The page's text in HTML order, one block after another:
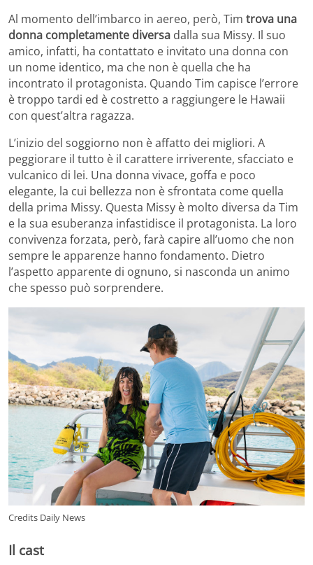
Al momento dell’imbarco in aereo, però, Tim trova una
donna completamente diversa dalla sua Missy. Il suo
amico, infatti, ha contattato e invitato una donna con
un nome identico, ma che non è quella che ha
incontrato il protagonista. Quando Tim capisce l’errore
è troppo tardi ed è costretto a raggiungere le Hawaii
con quest’altra ragazza.
L’inizio del soggiorno non è affatto dei migliori. A
peggiorare il tutto è il carattere irriverente, sfacciato e
vulcanico di lei. Una donna vivace, goffa e poco
elegante, la cui bellezza non è sfrontata come quella
della prima Missy. Questa Missy è molto diversa da Tim
e la sua esuberanza infastidisce il protagonista. La loro
convivenza forzata, però, farà capire all’uomo che non
sempre le apparenze hanno fondamento. Dietro
l’aspetto apparente di ognuno, si nasconda un animo
che spesso può sorprendere.
Credits Daily News
Il cast